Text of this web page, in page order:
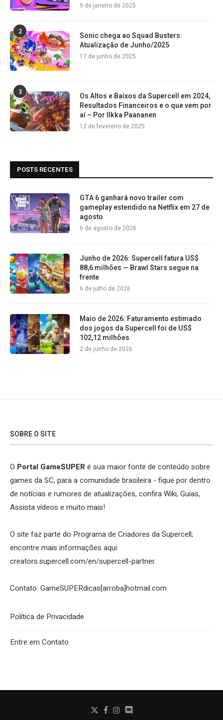
9 de janeiro de 2025
2
Sonic chega ao Squad Busters:
Atualização de Junho/2025
17 de junho de 2025
3
Os Altos e Baixos da Supercell em 2024,
Resultados Financeiros e o que vem por
aí – Por Ilkka Paananen
12 de fevereiro de 2025
POSTS RECENTES
GTA 6 ganhará novo trailer com
gameplay estendido na Netflix em 27 de
agosto
6 de agosto de 2026
Junho de 2026: Supercell fatura US$
88,6 milhões — Brawl Stars segue na
frente
6 de julho de 2026
Maio de 2026: Faturamento estimado
dos jogos da Supercell foi de US$
102,12 milhões
2 de junho de 2026
SOBRE O SITE
O Portal GameSUPERé sua maior fonte de conteúdo sobre
games da SC, para a comunidade brasileira - fique por dentro
de notícias e rumores de atualizações, confira Wiki, Guias,
Assista vídeos e muito mais!
O site faz parte do Programa de Criadores da Supercell;
encontre mais informações aqui:
creators.supercell.com/en/supercell-partner.
Contato: GameSUPERdicas[arroba]hotmail.com
Política de Privacidade
Entre em Contato